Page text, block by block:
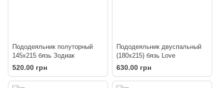
Пододеяльник полуторный
145х215 бязь Зодиак
520.00 грн
Пододеяльник двуспальный
(180х215) бязь Love
630.00 грн